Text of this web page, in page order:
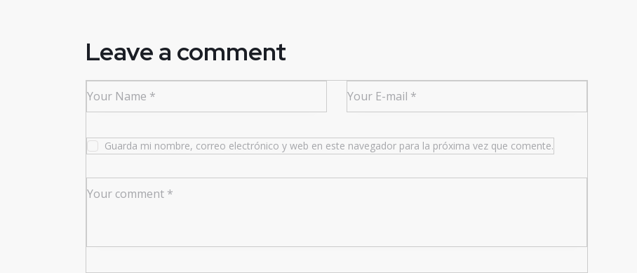
Leave a comment
Guarda mi nombre, correo electrónico y web en este navegador para la próxima vez que comente.